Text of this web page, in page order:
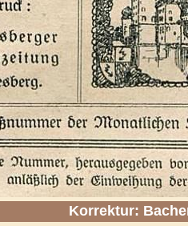
Korrektur: